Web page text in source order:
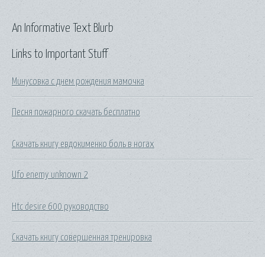
Links to Important Stuff
Минусовка с днем рождения мамочка
Песня пожарного скачать бесплатно
Скачать книгу евдокименко боль в ногах
Ufo enemy unknown 2
Htc desire 600 руководство
Скачать книгу совершенная тренировка
An Informative Text Blurb